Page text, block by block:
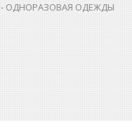
ОДНОРАЗОВАЯ ОДЕЖДЫ